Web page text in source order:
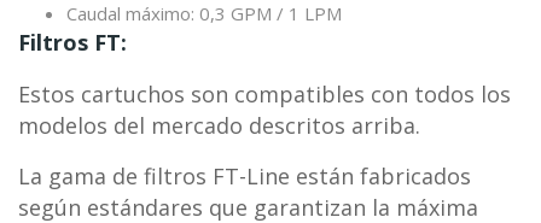
Caudal máximo: 0,3 GPM / 1 LPM
Filtros FT:
Estos cartuchos son compatibles con todos los
modelos del mercado descritos arriba.
La gama de filtros FT-Line están fabricados
según estándares que garantizan la máxima